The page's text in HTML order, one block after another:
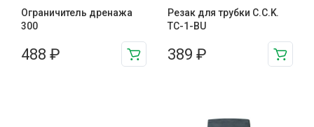
Ограничитель дренажа
300
488 ₽
Резак для трубки C.C.K.
TC-1-BU
389 ₽